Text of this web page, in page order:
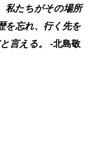
私たちがその場所
を忘れ、行く先を
言える。 -北島敬